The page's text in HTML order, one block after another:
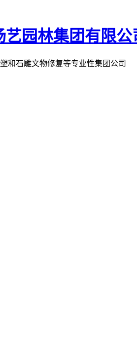
和石雕文物修复等专业性集团公司